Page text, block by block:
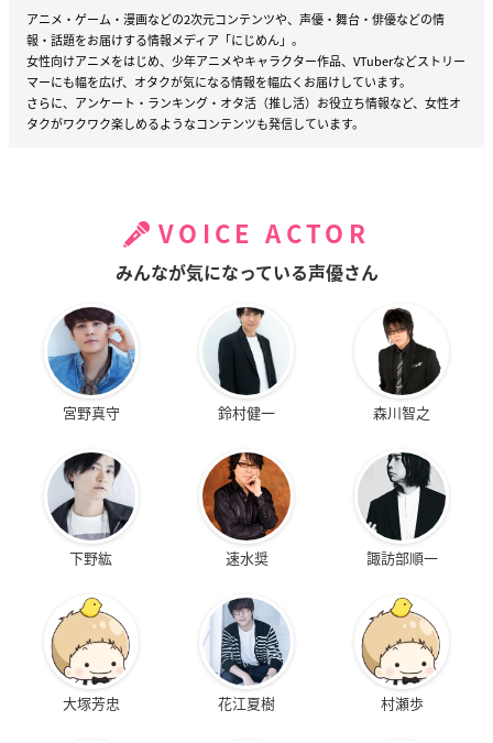
アニメ・ゲーム・漫画などの2次元コンテンツや、声優・舞台・俳優などの情
報・話題をお届けする情報メディア「にじめん」。
女性向けアニメをはじめ、少年アニメやキャラクター作品、VTuberなどストリー
マーにも幅を広げ、オタクが気になる情報を幅広くお届けしています。
さらに、アンケート・ランキング・オタ活（推し活）お役立ち情報など、女性オ
タクがワクワク楽しめるようなコンテンツも発信しています。
VOICE ACTOR
みんなが気になっている声優さん
宮野真守 鈴村健一 森川智之
下野紘 速水奨 諏訪部順一
大塚芳忠 花江夏樹 村瀬歩